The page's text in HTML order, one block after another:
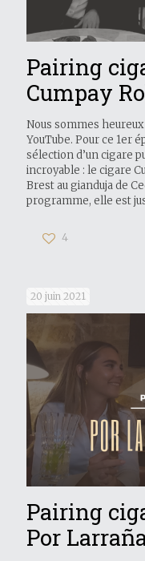
Pairing
Cumpay
Nous sommes
YouTube. Pour ce 1er
sélection d’un cigare
incroyable : le cigare
Brest au gianduja de
programme, elle est
4
20 juin 2021
Pairing
Por